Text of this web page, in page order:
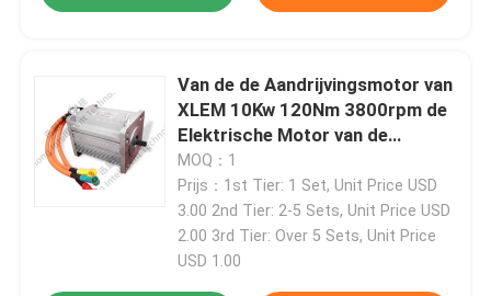
Kwaliteitscontrole
Neem contact met ons op
Van de de Aandrijvingsmotor van
XLEM 10Kw 120Nm 3800rpm de
Elektrische Motor van de
Magneet Synchrone New Energy
Permanente
MOQ：1
Prijs：1st Tier: 1 Set, Unit Price USD
3.00 2nd Tier: 2-5 Sets, Unit Price USD
2.00 3rd Tier: Over 5 Sets, Unit Price
USD 1.00